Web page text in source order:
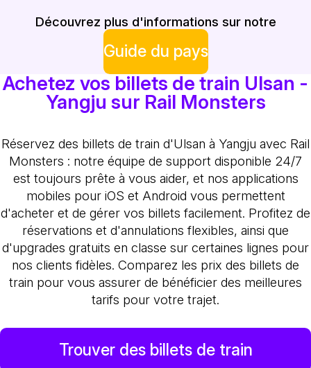
Découvrez plus d'informations sur notre
Guide du pays
Achetez vos billets de train Ulsan -
Yangju sur Rail Monsters
Réservez des billets de train d'Ulsan à Yangju avec Rail
Monsters : notre équipe de support disponible 24/7
est toujours prête à vous aider, et nos applications
mobiles pour iOS et Android vous permettent
d'acheter et de gérer vos billets facilement. Profitez de
réservations et d'annulations flexibles, ainsi que
d'upgrades gratuits en classe sur certaines lignes pour
nos clients fidèles. Comparez les prix des billets de
train pour vous assurer de bénéficier des meilleures
tarifs pour votre trajet.
Trouver des billets de train